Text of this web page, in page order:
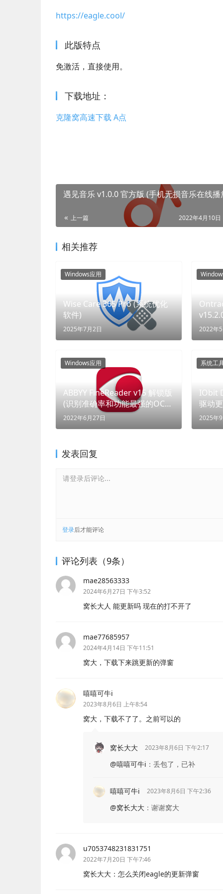
https://eagle.cool/
此版特点
免激活，直接使用。
下载地址：
克隆窝高速下载 A点
遇见音乐 v1.0.0 官方版 (手机无损音乐在线播
上一篇 2022年4月10日
相关推荐
Wise Care 365 Pro (系统优化
软件)
2025年7月2日
Windows应用
软件)
2022年
ABBYY FineReader v15 解锁版
(识别准确率和功能最强的OCR
软件) (识破万物，转换世界)
2022年6月27日
Windows应用
IObit
驱动
2025年
系统工
发表回复
请登录后评论...
登录后才能评论
评论列表（9条）
mae28563333
2024年6月27日 下午3:52
窝长大人 能更新吗 现在的打不开了
mae77685957
2024年4月14日 下午11:51
窝大，下载下来跳更新的弹窗
嘻嘻可牛i
2023年8月6日 上午8:54
窝大，下载不了了。之前可以的
窝长大大 2023年8月6日 下午2:17
@嘻嘻可牛i ： 丢包了，已补
嘻嘻可牛i 2023年8月6日 下午2:36
@窝长大大 ： 谢谢窝大
u7053748231831751
2022年7月20日 下午7:46
窝长大大：怎么关闭eagle的更新弹窗